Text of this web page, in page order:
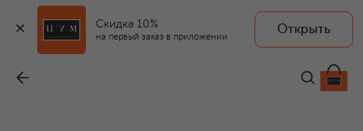
Скидка 10%
на первый заказ в приложении
Открыть
41 950 ₽